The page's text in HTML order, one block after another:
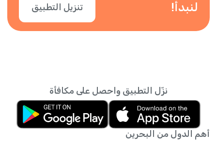
لنبدأ! تنزيل التطبيق
أهم الدول من البحرين
نزّل التطبيق واحصل على مكافأة